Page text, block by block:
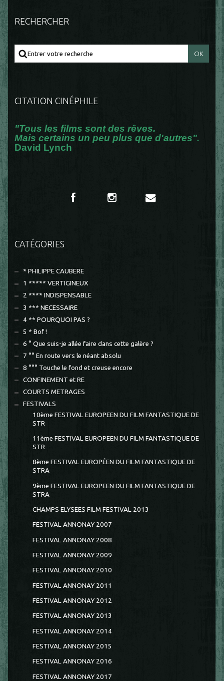
RECHERCHER
CITATION CINÉPHILE
"Tous les films sont des rêves.
Mais certains un peu plus que d'autres".
David Lynch
CATÉGORIES
* PHILIPPE CAUBERE
1 ***** VERTIGINEUX
2 **** INDISPENSABLE
3 *** NECESSAIRE
4 ** POURQUOI PAS ?
5 * Bof !
6 ° Que suis-je allée faire dans cette galère ?
7 °° En route vers le néant absolu
8 °°° Touche le fond et creuse encore
CONFINEMENT et RE
COURTS METRAGES
FESTIVALS
10ème FESTIVAL EUROPEEN DU FILM FANTASTIQUE DE
STR
11ème FESTIVAL EUROPEEN DU FILM FANTASTIQUE DE
STR
8ème FESTIVAL EUROPÉEN DU FILM FANTASTIQUE DE
STRA
9ème FESTIVAL EUROPEEN DU FILM FANTASTIQUE DE
STRA
CHAMPS ELYSEES FILM FESTIVAL 2013
FESTIVAL ANNONAY 2007
FESTIVAL ANNONAY 2008
FESTIVAL ANNONAY 2009
FESTIVAL ANNONAY 2010
FESTIVAL ANNONAY 2011
FESTIVAL ANNONAY 2012
FESTIVAL ANNONAY 2013
FESTIVAL ANNONAY 2014
FESTIVAL ANNONAY 2015
FESTIVAL ANNONAY 2016
FESTIVAL ANNONAY 2017